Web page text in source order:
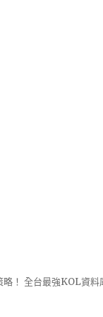
！ 全台最強KOL資料